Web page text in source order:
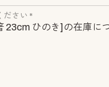
ださい *